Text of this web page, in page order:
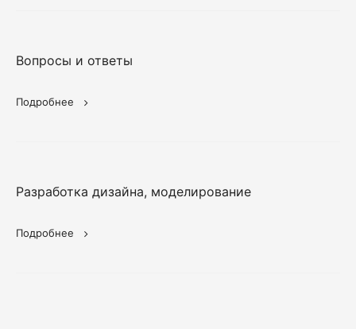
Вопросы и ответы
Подробнее
Разработка дизайна, моделирование
Подробнее